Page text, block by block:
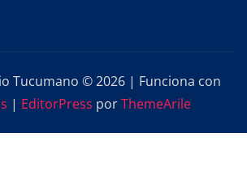
Tucumano © 2026 | Funciona con
| EditorPress porThemeArile